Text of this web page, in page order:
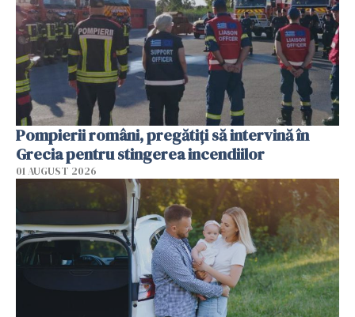
Pompierii români, pregătiţi să intervină în
Grecia pentru stingerea incendiilor
01 AUGUST 2026